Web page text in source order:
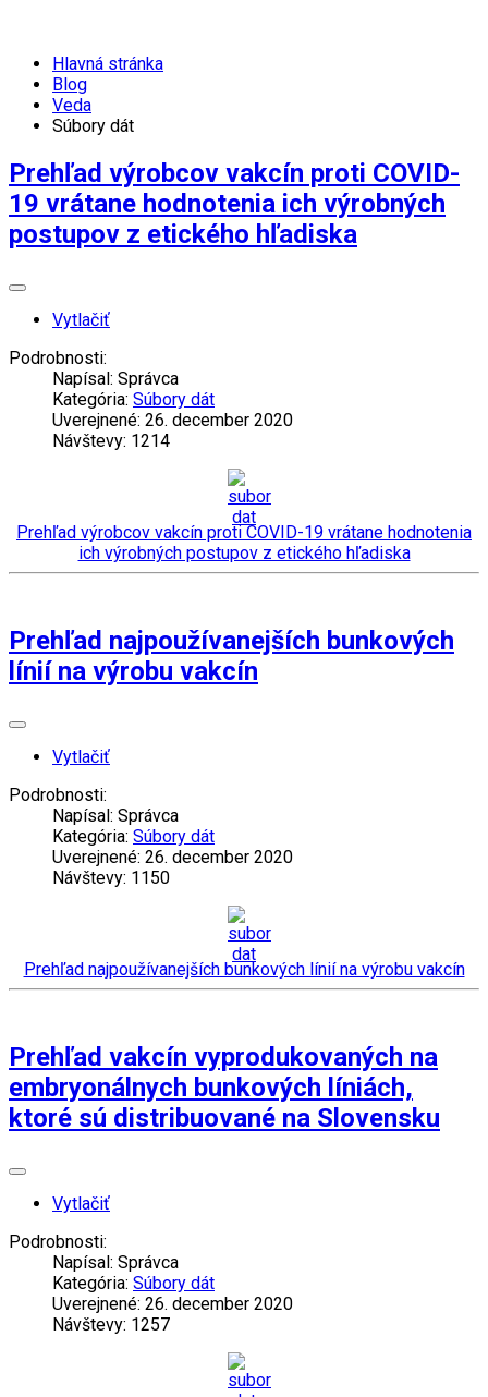
Hlavná stránka
Blog
Veda
Súbory dát
Prehľad výrobcov vakcín proti COVID-
19 vrátane hodnotenia ich výrobných
postupov z etického hľadiska
Vytlačiť
Podrobnosti:
Napísal: Správca
Kategória: Súbory dát
Uverejnené: 26. december 2020
Návštevy: 1214
Prehľad výrobcov vakcín proti COVID-19 vrátane hodnotenia
ich výrobných postupov z etického hľadiska
Prehľad najpoužívanejších bunkových
línií na výrobu vakcín
Vytlačiť
Podrobnosti:
Napísal: Správca
Kategória: Súbory dát
Uverejnené: 26. december 2020
Návštevy: 1150
Prehľad najpoužívanejších bunkových línií na výrobu vakcín
Prehľad vakcín vyprodukovaných na
embryonálnych bunkových líniách,
ktoré sú distribuované na Slovensku
Vytlačiť
Podrobnosti:
Napísal: Správca
Kategória: Súbory dát
Uverejnené: 26. december 2020
Návštevy: 1257